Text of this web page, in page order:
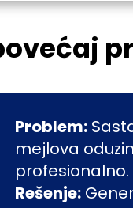
Problem:
mejlova
profesionalno.
Rešenje: